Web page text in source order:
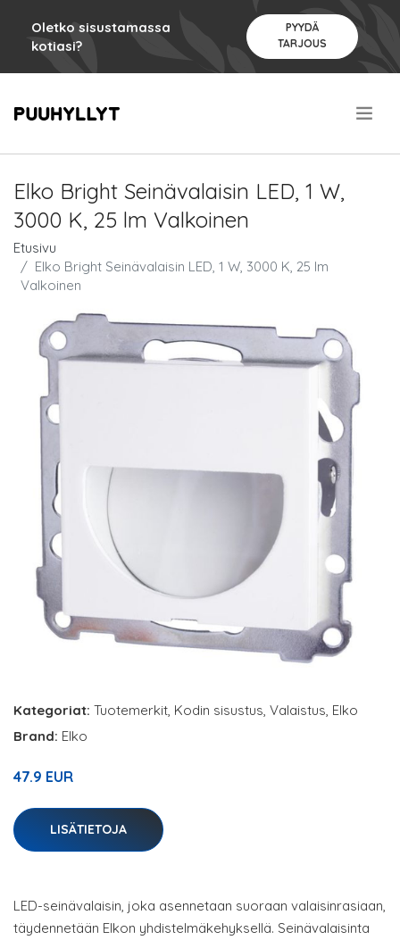
Oletko sisustamassa
kotiasi?
PYYDÄ
TARJOUS
Elko Bright Seinävalaisin LED, 1 W,
3000 K, 25 lm Valkoinen
Etusivu
Elko Bright Seinävalaisin LED, 1 W, 3000 K, 25 lm
Valkoinen
Kategoriat: Tuotemerkit, Kodin sisustus, Valaistus, Elko
Brand: Elko
47.9 EUR
LISÄTIETOJA
LED-seinävalaisin, joka asennetaan suoraan valaisinrasiaan,
täydennetään Elkon yhdistelmäkehyksellä. Seinävalaisinta